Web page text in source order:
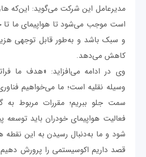
مدیرعامل این شرکت می‌گوید: این‌که
است موجب می‌شود تا هواپیمای ما
و سبک باشد و به‌طور قابل توجهی
کاهش می‌دهد.
وی در ادامه می‌افزاید: «هدف ما
وسیله نقلیه است؛ ما می‌خواهیم
سمت جلو ببریم؛ مقررات مربوط به
فعالیت هواپیمای خودران باید توسعه
شود و ما به‌دنبال رسیدن به این نقطه
قصد داریم اکوسیستمی را پرورش